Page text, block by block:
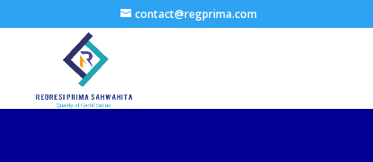
contact@regprima.com